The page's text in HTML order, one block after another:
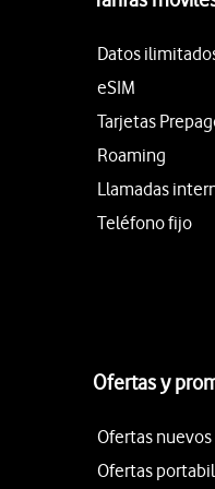
Datos
eSIM
Tarjetas
Roaming
Llamadas
Teléfono fijo
Ofertas y
Ofertas
Ofertas